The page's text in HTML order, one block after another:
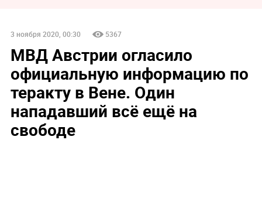
3 ноября 2020, 00:30 5367
МВД Австрии огласило
официальную информацию по
теракту в Вене. Один
нападавший всё ещё на
свободе